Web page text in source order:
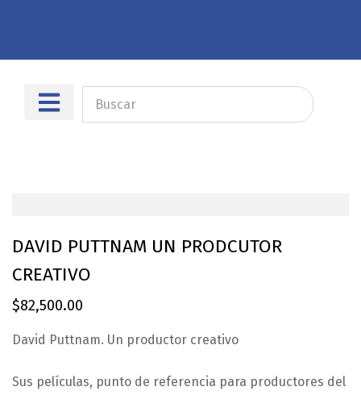
DAVID PUTTNAM UN PRODCUTOR
CREATIVO
$82,500.00
David Puttnam. Un productor creativo
Sus películas, punto de referencia para productores del